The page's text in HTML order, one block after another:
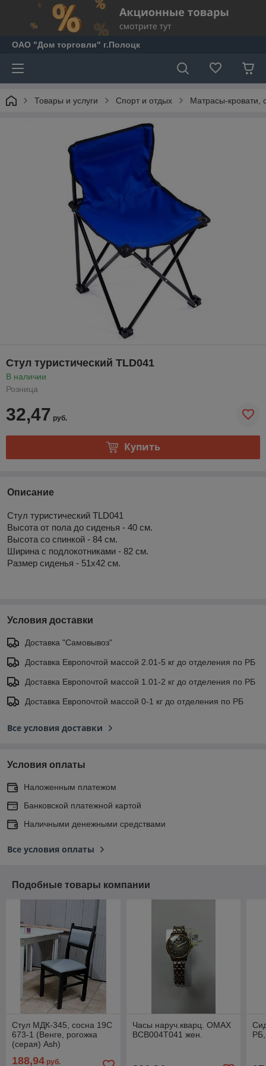
ОАО "Дом торговли" г.Полоцк
Товары и услуги Спорт и отдых Матрасы-кровати,
Стул туристический TLD041
В наличии
Розница
32,47 руб.
Купить
Описание
Стул туристический TLD041
Высота от пола до сиденья - 40 см.
Высота со спинкой - 84 см.
Ширина с подлокотниками - 82 см.
Размер сиденья - 51x42 см.
Условия доставки
Доставка "Самовывоз"
Доставка Европочтой массой 2.01-5 кг до отделения по РБ
Доставка Европочтой массой 1.01-2 кг до отделения по РБ
Доставка Европочтой массой 0-1 кг до отделения по РБ
Все условия доставки
Условия оплаты
Наложенным платежом
Банковской платежной картой
Наличными денежными средствами
Все условия оплаты
Подобные товары компании
Стул МДК-345, сосна 19С
673-1 (Венге, рогожка
(серая) Ash)
188,94 руб.
Часы наруч.кварц. OMAX
BCB004T041 жен.